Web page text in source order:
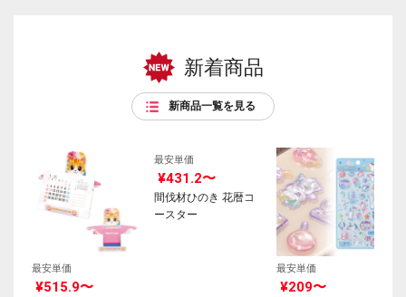
新着商品
新商品一覧を見る
最安単価
¥515.9〜
最安単価
¥209〜